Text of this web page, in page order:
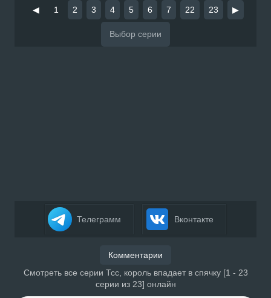
◀ 1 2 3 4 5 6 7 22 23 ▶
Телеграмм Вконтакте
Комментарии
Смотреть все серии Тсс, король впадает в спячку [1 - 23
серии из 23] онлайн